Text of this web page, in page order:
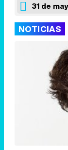
31 de
NOTICIAS